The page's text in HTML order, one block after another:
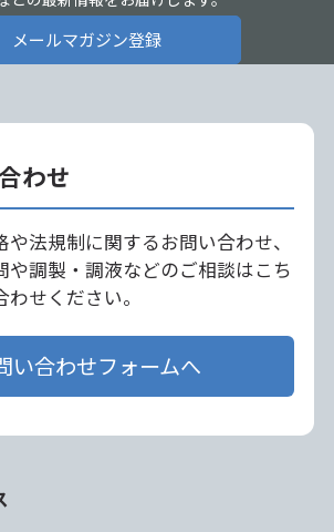
メールマガジン登録
わせ
法規制に関するお問い合わせ、
や調製・調液などのご相談はこち
せください。
い合わせフォームへ